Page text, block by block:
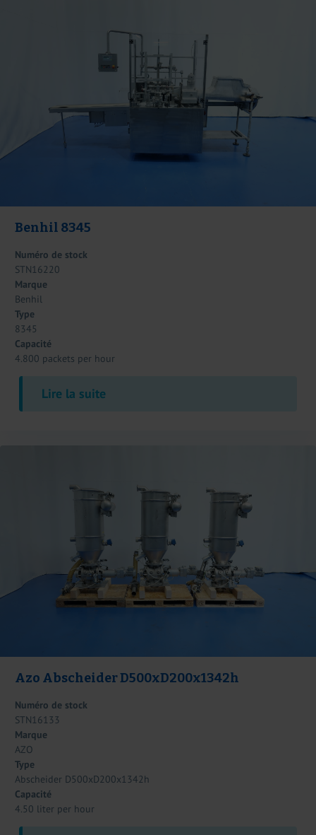
Benhil 8345
Numéro de stock
STN16220
Marque
Benhil
Type
8345
Capacité
4.800 packets per hour
Lire la suite
Azo Abscheider D500xD200x1342h
Numéro de stock
STN16133
Marque
AZO
Type
Abscheider D500xD200x1342h
Capacité
4.50 liter per hour